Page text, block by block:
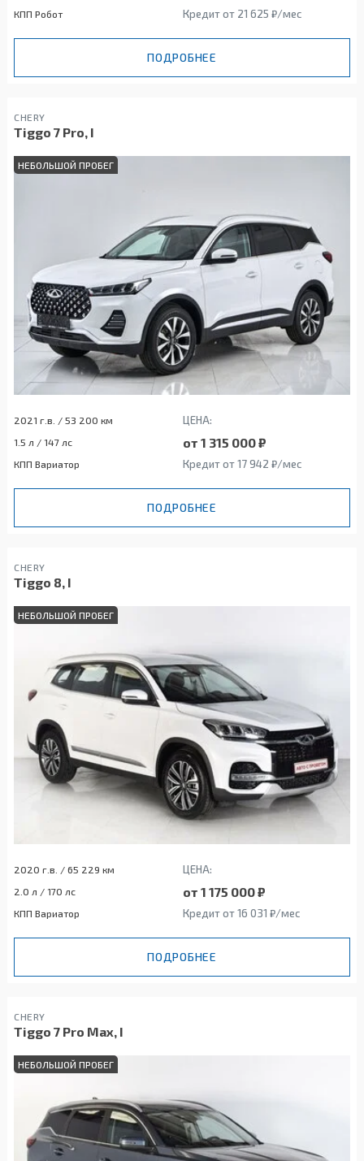
КПП Робот Кредит от 21 625 ₽/мес
ПОДРОБНЕЕ
CHERY
Tiggo 7 Pro, I
НЕБОЛЬШОЙ ПРОБЕГ
2021 г.в. / 53 200 км ЦЕНА:
1.5 л / 147 лс от 1 315 000 ₽
КПП Вариатор Кредит от 17 942 ₽/мес
ПОДРОБНЕЕ
CHERY
Tiggo 8, I
НЕБОЛЬШОЙ ПРОБЕГ
2020 г.в. / 65 229 км ЦЕНА:
2.0 л / 170 лс от 1 175 000 ₽
КПП Вариатор Кредит от 16 031 ₽/мес
ПОДРОБНЕЕ
CHERY
Tiggo 7 Pro Max, I
НЕБОЛЬШОЙ ПРОБЕГ